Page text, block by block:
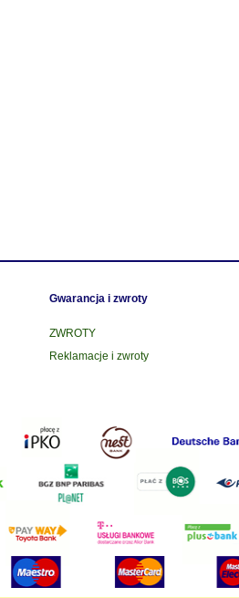
Gwarancja i zwroty
ZWROTY
Reklamacje i zwroty